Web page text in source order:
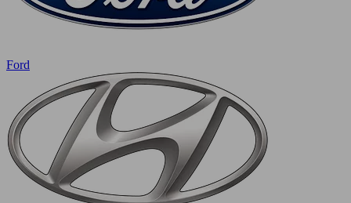
Ford